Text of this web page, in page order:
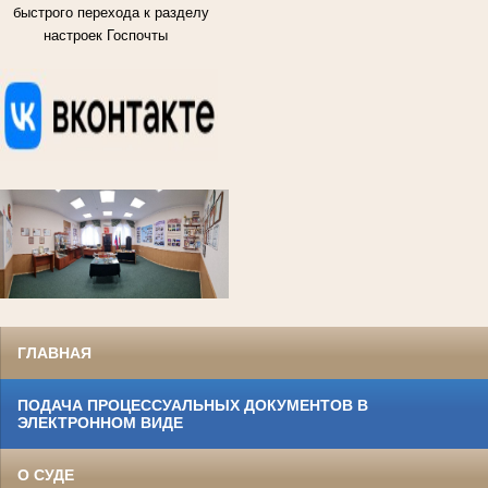
быстрого перехода к разделу
настроек Госпочты
ГЛАВНАЯ
ПОДАЧА ПРОЦЕССУАЛЬНЫХ ДОКУМЕНТОВ В
ЭЛЕКТРОННОМ ВИДЕ
О СУДЕ